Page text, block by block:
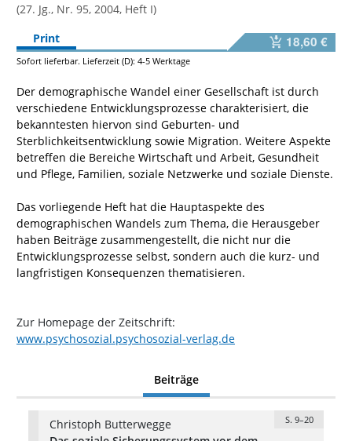
(27. Jg., Nr. 95, 2004, Heft I)
Print
18,60 €
Sofort lieferbar. Lieferzeit (D): 4-5 Werktage
Der demographische Wandel einer Gesellschaft ist durch
verschiedene Entwicklungsprozesse charakterisiert, die
bekanntesten hiervon sind Geburten- und
Sterblichkeitsentwicklung sowie Migration. Weitere Aspekte
betreffen die Bereiche Wirtschaft und Arbeit, Gesundheit
und Pflege, Familien, soziale Netzwerke und soziale Dienste.
Das vorliegende Heft hat die Hauptaspekte des
demographischen Wandels zum Thema, die Herausgeber
haben Beiträge zusammengestellt, die nicht nur die
Entwicklungsprozesse selbst, sondern auch die kurz- und
langfristigen Konsequenzen thematisieren.
Zur Homepage der Zeitschrift:
www.psychosozial.psychosozial-verlag.de
Beiträge
Christoph Butterwegge S. 9–20